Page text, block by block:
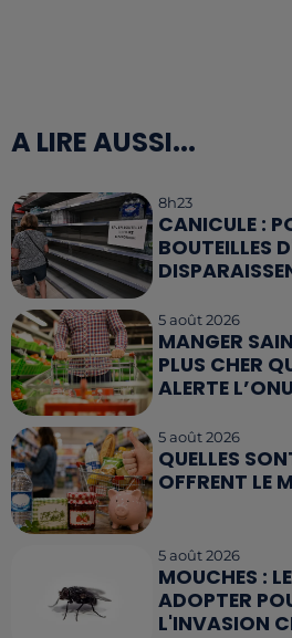
A LIRE AUSSI...
8h23
CANICULE :
BOUTEILLES
5 août 2026
MANGER
PLUS CHER
ALERTE L’ONU
5 août 2026
QUELLES
OFFRENT LE
5 août 2026
MOUCHES :
ADOPTER
L'INVASION